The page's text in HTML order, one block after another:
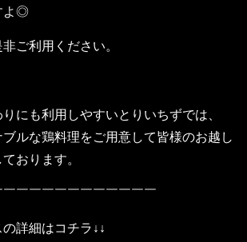
よ◎
ご利用ください。
にも利用しやすいとりいちずでは、
ルな鶏料理をご用意して皆様のお越し
おります。
￣￣￣￣￣￣￣￣￣￣￣
詳細はコチラ↓↓